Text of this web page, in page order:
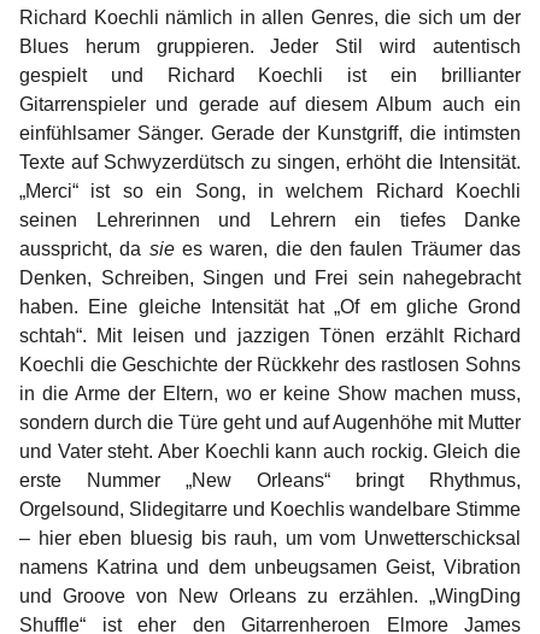
Richard Koechli nämlich in allen Genres, die sich um der
Blues herum gruppieren. Jeder Stil wird autentisch
gespielt und Richard Koechli ist ein brillianter
Gitarrenspieler und gerade auf diesem Album auch ein
einfühlsamer Sänger. Gerade der Kunstgriff, die intimsten
Texte auf Schwyzerdütsch zu singen, erhöht die Intensität.
„Merci“ ist so ein Song, in welchem Richard Koechli
seinen Lehrerinnen und Lehrern ein tiefes Danke
ausspricht, da siees waren, die den faulen Träumer das
Denken, Schreiben, Singen und Frei sein nahegebracht
haben. Eine gleiche Intensität hat „Of em gliche Grond
schtah“. Mit leisen und jazzigen Tönen erzählt Richard
Koechli die Geschichte der Rückkehr des rastlosen Sohns
in die Arme der Eltern, wo er keine Show machen muss,
sondern durch die Türe geht und auf Augenhöhe mit Mutter
und Vater steht. Aber Koechli kann auch rockig. Gleich die
erste Nummer „New Orleans“ bringt Rhythmus,
Orgelsound, Slidegitarre und Koechlis wandelbare Stimme
– hier eben bluesig bis rauh, um vom Unwetterschicksal
namens Katrina und dem unbeugsamen Geist, Vibration
und Groove von New Orleans zu erzählen. „WingDing
Shuffle“ ist eher den Gitarrenheroen Elmore James